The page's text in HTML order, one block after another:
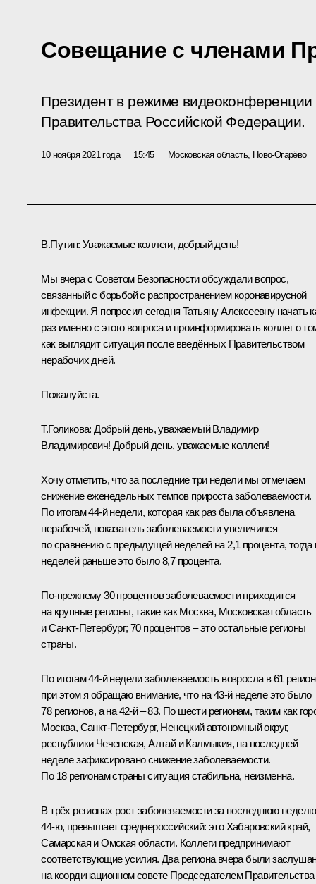
Совещание с членами
Президент в режиме
Правительства Российской Федерации.
10 ноября 2021 года 15:45 Московская область, Ново-Огарёво
В.Путин: Уважаемые коллеги, добрый день!
Мы вчера с Советом Безопасностиобсуждаливопрос,
связанный с борьбой с распространением коронавирусной
инфекции. Я попросил сегодня Татьяну Алексеевну начать
раз именно с этого вопроса и проинформировать коллег о
как выглядит ситуация после введённых Правительством
нерабочих дней.
Пожалуйста.
Т.Голикова: Добрый день, уважаемый Владимир
Владимирович! Добрый день, уважаемые коллеги!
Хочу отметить, что за последние три недели мы отмечаем
снижение еженедельных темпов прироста заболеваемости.
По итогам 44-й недели, которая как раз была объявлена
нерабочей, показатель заболеваемости увеличился
по сравнению с предыдущей неделей на 2,1 процента, тогда
неделей раньше это было 8,7 процента.
По-прежнему 30 процентов заболеваемости приходится
на крупные регионы, такие как Москва, Московская область
и Санкт-Петербург; 70 процентов – это остальные регионы
страны.
По итогам 44-й недели заболеваемость возросла в 61
при этом я обращаю внимание, что на 43-й неделе это было
78 регионов, а на 42-й – 83. По шести регионам, таким как
Москва, Санкт-Петербург, Ненецкий автономный округ,
республики Чеченская, Алтай и Калмыкия, на последней
неделе зафиксировано снижение заболеваемости.
По 18 регионам страны ситуация стабильна, неизменна.
В трёх регионах рост заболеваемости за последнюю
44-ю, превышает среднероссийский: это Хабаровский край,
Самарская и Омская области. Коллеги предпринимают
соответствующие усилия. Два региона вчера были
на координационном совете Председателем Правительства